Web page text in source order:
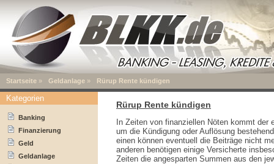
Startseite » Geldanlage » Rürup Rente kündigen
Rürup Rente kündigen
In Zeiten von finanziellen Nöten kommt der
um die Kündigung oder Auflösung
einen können eventuell die Beiträge nicht
anderen benötigen einige Versicherte
Zeiten die angesparten Summen aus den
Kategorien
Banking
Finanzierung
Geld
Geldanlage